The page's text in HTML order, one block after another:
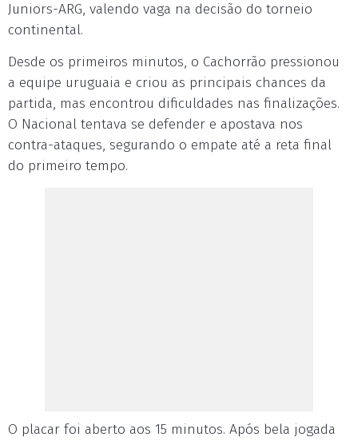
Juniors-ARG, valendo vaga na decisão do torneio
continental.
Desde os primeiros minutos, o Cachorrão pressionou
a equipe uruguaia e criou as principais chances da
partida, mas encontrou dificuldades nas finalizações.
O Nacional tentava se defender e apostava nos
contra-ataques, segurando o empate até a reta final
do primeiro tempo.
O placar foi aberto aos 15 minutos. Após bela jogada